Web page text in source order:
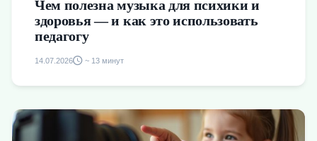
Чем полезна музыка для психики и
здоровья — и как это использовать
педагогу
14.07.2026 ~ 13 минут